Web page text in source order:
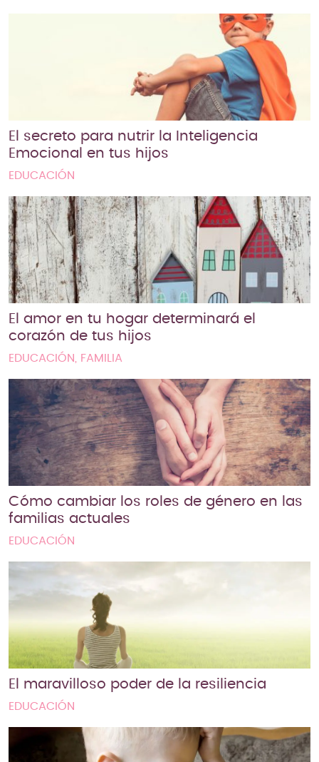
El secreto para nutrir la Inteligencia
Emocional en tus hijos
EDUCACIÓN
El amor en tu hogar determinará el
corazón de tus hijos
EDUCACIÓN, FAMILIA
Cómo cambiar los roles de género en las
familias actuales
EDUCACIÓN
El maravilloso poder de la resiliencia
EDUCACIÓN